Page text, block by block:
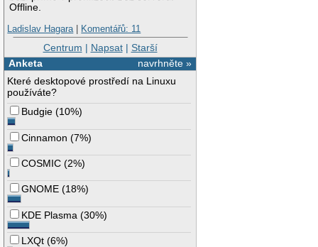
Offline.
Ladislav Hagara| Komentářů: 11
Centrum | Napsat| Starší
navrhněte »
Anketa
Které desktopové prostředí na Linuxu
používáte?
Budgie (10%)
Cinnamon (7%)
COSMIC (2%)
GNOME (18%)
KDE Plasma (30%)
LXQt (6%)